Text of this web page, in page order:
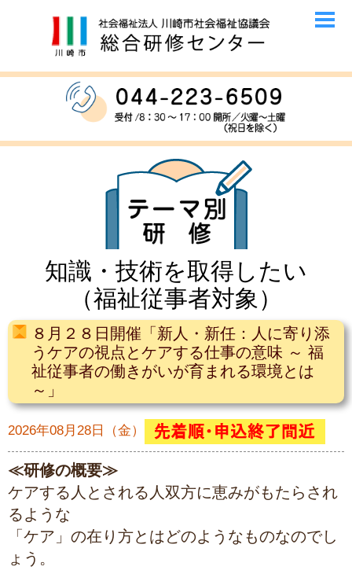
知識・技術を取得したい
（福祉従事者対象）
８月２８日開催「新人・新任：人に寄り添
うケアの視点とケアする仕事の意味 ～ 福
祉従事者の働きがいが育まれる環境とは
～」
2026年08月28日（金）
≪研修の概要≫
ケアする人とされる人双方に恵みがもたらされ
るような
「ケア」の在り方とはどのようなものなのでし
ょう。